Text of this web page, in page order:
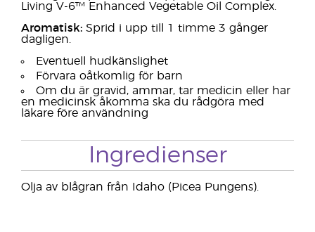
Living V-6™ Enhanced Vegetable Oil Complex.
Aromatisk: Sprid i upp till 1 timme 3 gånger
dagligen.
Eventuell hudkänslighet
Förvara oåtkomlig för barn
Om du är gravid, ammar, tar medicin eller har
en medicinsk åkomma ska du rådgöra med
läkare före användning
Ingredienser
Olja av blågran från Idaho (Picea Pungens).